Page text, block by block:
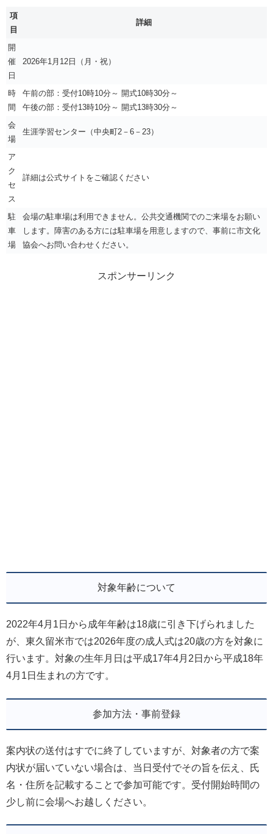
項
目
詳細
開
催
日
2026年1月12日（月・祝）
時
間
午前の部：受付10時10分～ 開式10時30分～
午後の部：受付13時10分～ 開式13時30分～
会
場
生涯学習センター（中央町2－6－23）
ア
ク
セ
ス
詳細は公式サイトをご確認ください
駐
車
場
会場の駐車場は利用できません。公共交通機関でのご来場をお願い
します。障害のある方には駐車場を用意しますので、事前に市文化
協会へお問い合わせください。
スポンサーリンク
対象年齢について
2022年4月1日から成年年齢は18歳に引き下げられました
が、東久留米市では2026年度の成人式は20歳の方を対象に
行います。対象の生年月日は平成17年4月2日から平成18年
4月1日生まれの方です。
参加方法・事前登録
案内状の送付はすでに終了していますが、対象者の方で案
内状が届いていない場合は、当日受付でその旨を伝え、氏
名・住所を記載することで参加可能です。受付開始時間の
少し前に会場へお越しください。